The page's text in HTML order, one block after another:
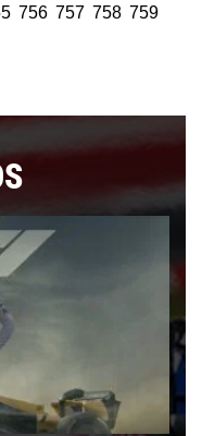
756 757 758 759